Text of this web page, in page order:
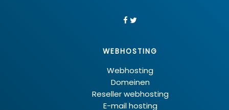
WEBHOSTING
Webhosting
Domeinen
Reseller webhosting
E-mail hosting